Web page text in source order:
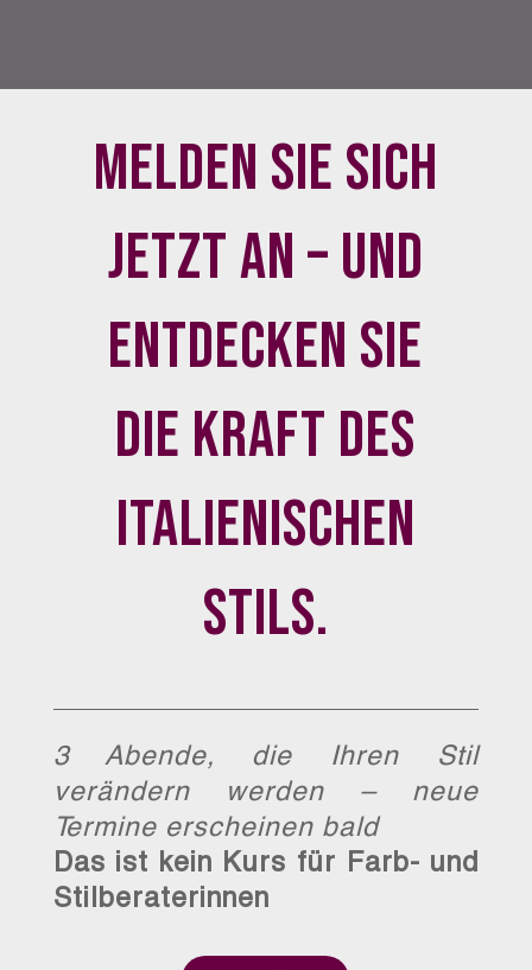
Melden Sie sich
jetzt an – und
entdecken Sie
die Kraft Des
italienischen
Stils.
3 Abende, die Ihren Stil
verändern werden – neue
Termine erscheinen bald
Das ist kein Kurs für Farb- und
Stilberaterinnen